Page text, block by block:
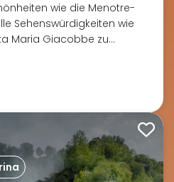
wie die Menotre-
Sehenswürdigkeiten wie
Maria Giacobbe zu